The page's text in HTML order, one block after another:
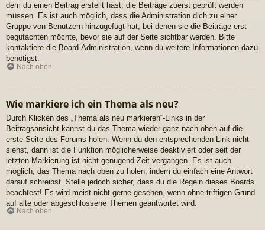
dem du einen Beitrag erstellt hast, die Beiträge zuerst geprüft werden
müssen. Es ist auch möglich, dass die Administration dich zu einer
Gruppe von Benutzern hinzugefügt hat, bei denen sie die Beiträge erst
begutachten möchte, bevor sie auf der Seite sichtbar werden. Bitte
kontaktiere die Board-Administration, wenn du weitere Informationen dazu
benötigst.
Nach oben
Wie markiere ich ein Thema als neu?
Durch Klicken des „Thema als neu markieren“-Links in der
Beitragsansicht kannst du das Thema wieder ganz nach oben auf die
erste Seite des Forums holen. Wenn du den entsprechenden Link nicht
siehst, dann ist die Funktion möglicherweise deaktiviert oder seit der
letzten Markierung ist nicht genügend Zeit vergangen. Es ist auch
möglich, das Thema nach oben zu holen, indem du einfach eine Antwort
darauf schreibst. Stelle jedoch sicher, dass du die Regeln dieses Boards
beachtest! Es wird meist nicht gerne gesehen, wenn ohne triftigen Grund
auf alte oder abgeschlossene Themen geantwortet wird.
Nach oben